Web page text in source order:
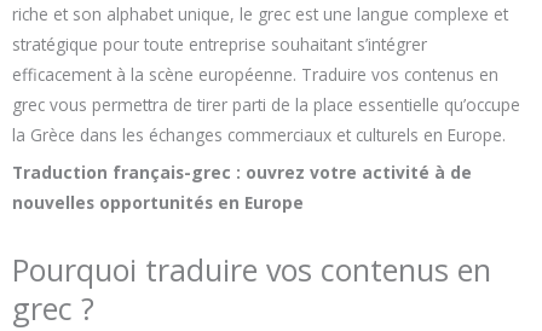
riche et son alphabet unique, le grec est une langue complexe et
stratégique pour toute entreprise souhaitant s’intégrer
efficacement à la scène européenne. Traduire vos contenus en
grec vous permettra de tirer parti de la place essentielle qu’occupe
la Grèce dans les échanges commerciaux et culturels en Europe.
Traduction français-grec : ouvrez votre activité à de
nouvelles opportunités en Europe
Pourquoi traduire vos contenus en
grec ?